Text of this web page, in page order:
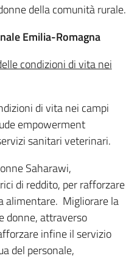
della comunità rurale.
Emilia-Romagna
condizioni di vita nei
di vita nei campi
empowerment
sanitari veterinari.
Saharawi,
di reddito, per rafforzare
alimentare. Migliorare la
donne, attraverso
infine il servizio
del personale,